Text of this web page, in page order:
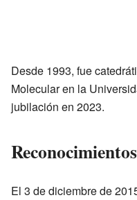
Desde 1993, fue
Molecular en la
jubilación en 2023.
El 3 de diciembre de